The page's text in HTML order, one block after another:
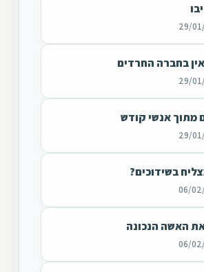
בחברה החרדים
מתוך אנשי קודש
בשידוכים?
האשה הנכונה